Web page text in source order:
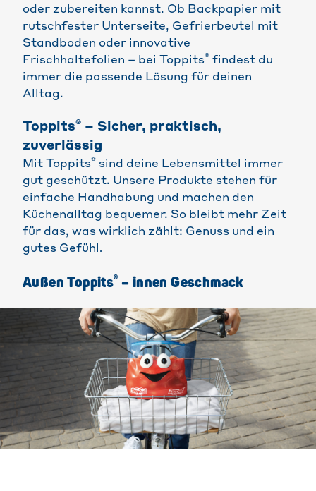
oder zubereiten kannst. Ob Backpapier mit
rutschfester Unterseite, Gefrierbeutel mit
Standboden oder innovative
Frischhaltefolien – bei Toppits® findest du
immer die passende Lösung für deinen
Alltag.
Toppits® – Sicher, praktisch,
zuverlässig
Mit Toppits® sind deine Lebensmittel immer
gut geschützt. Unsere Produkte stehen für
einfache Handhabung und machen den
Küchenalltag bequemer. So bleibt mehr Zeit
für das, was wirklich zählt: Genuss und ein
gutes Gefühl .
Außen Toppits® – innen Geschmack